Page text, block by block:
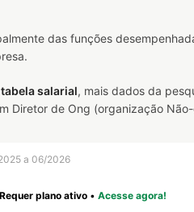
das funções
tabela salarial, mais dados da
Diretor de Ong (organização
a 06/2026
Requer plano ativo • Acesse agora!